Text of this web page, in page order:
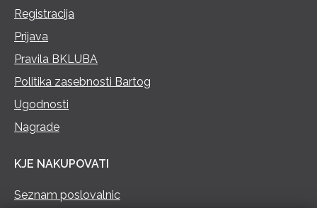
Registracija
Prijava
Pravila BKLUBA
Politika zasebnosti Bartog
Ugodnosti
Nagrade
KJE NAKUPOVATI
Seznam poslovalnic